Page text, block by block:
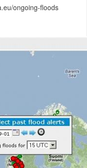
ongoing-floods